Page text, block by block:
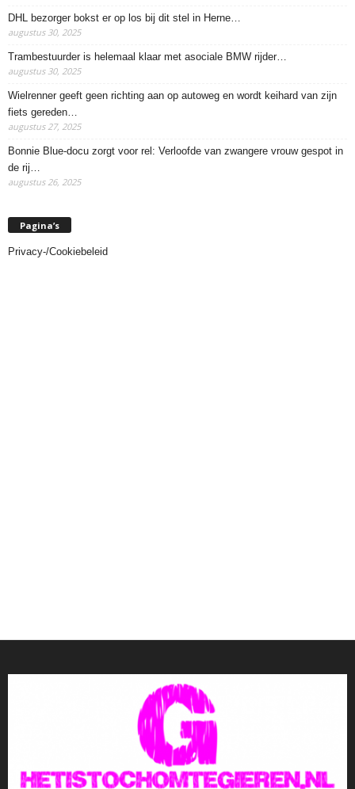
DHL bezorger bokst er op los bij dit stel in Herne…
augustus 30, 2025
Trambestuurder is helemaal klaar met asociale BMW rijder…
augustus 30, 2025
Wielrenner geeft geen richting aan op autoweg en wordt keihard van zijn
fiets gereden…
augustus 27, 2025
Bonnie Blue-docu zorgt voor rel: Verloofde van zwangere vrouw gespot in
de rij…
augustus 26, 2025
Pagina’s
Privacy-/Cookiebeleid